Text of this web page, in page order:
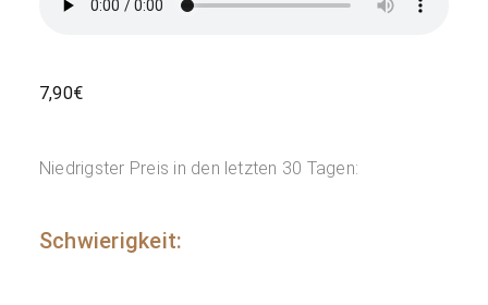
7,90€
Niedrigster Preis in den letzten 30 Tagen:
Schwierigkeit: